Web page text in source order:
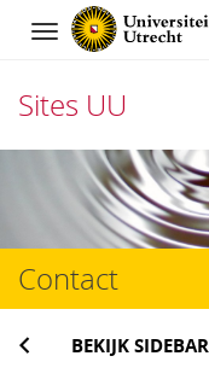
Navigation
Sites UU
het
inhoud
Contact
BEKIJK SIDEBAR